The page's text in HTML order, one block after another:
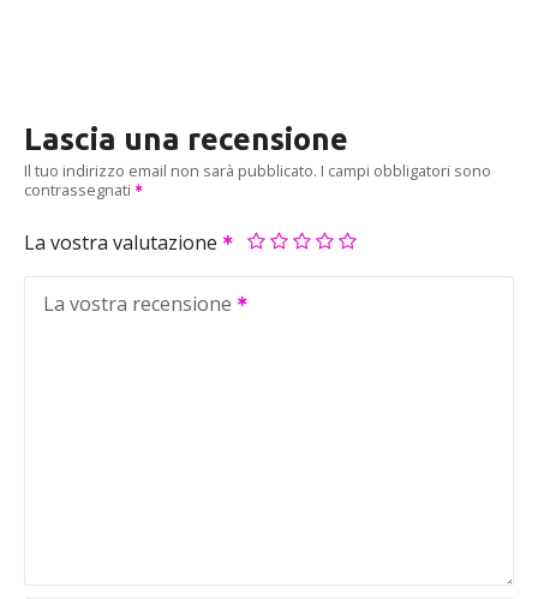
Lascia una recensione
Il tuo indirizzo email non sarà pubblicato. I campi obbligatori sono
contrassegnati
La vostra valutazione
La vostra recensione